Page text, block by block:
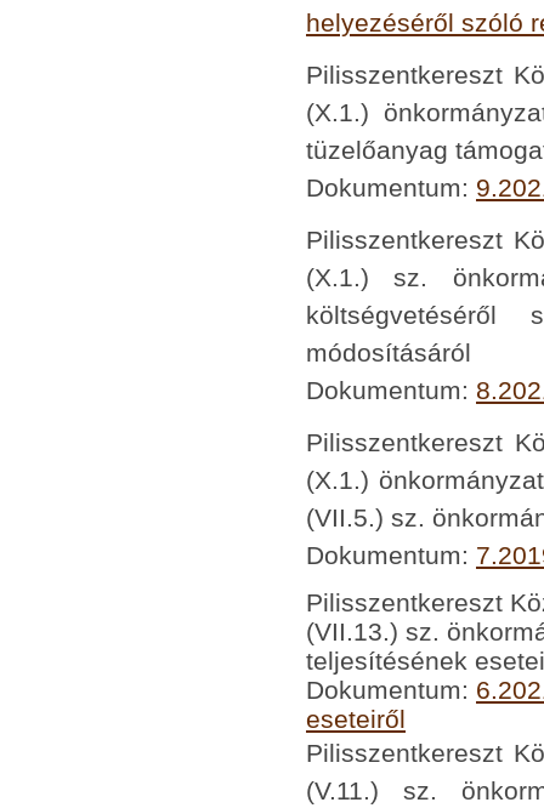
helyezéséről szóló
Pilisszentkereszt
(X.1.)
tüzelőanyag
Dokumentum:
Pilisszentkereszt
(X.1.) sz.
költségvetéséről
módosításáról
Dokumentum:
Pilisszentkereszt
(X.1.)
(VII.5.) sz.
Dokumentum:
Pilisszentkereszt
(VII.13.) sz.
teljesítésének
Dokumentum:
eseteiről
Pilisszentkereszt
(V.11.) sz.